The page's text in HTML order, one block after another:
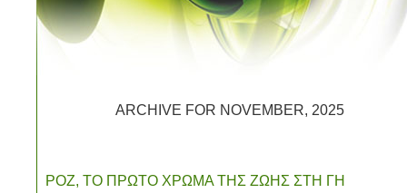
ARCHIVE FOR NOVEMBER, 2025
ΡΟΖ, ΤΟ ΠΡΩΤΟ ΧΡΩΜΑ ΤΗΣ ΖΩΗΣ ΣΤΗ ΓΗ